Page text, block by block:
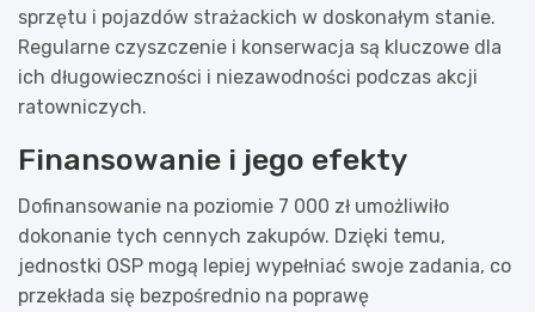
sprzętu i pojazdów strażackich w doskonałym stanie.
Regularne czyszczenie i konserwacja są kluczowe dla
ich długowieczności i niezawodności podczas akcji
ratowniczych.
Finansowanie i jego efekty
Dofinansowanie na poziomie 7 000 zł umożliwiło
dokonanie tych cennych zakupów. Dzięki temu,
jednostki OSP mogą lepiej wypełniać swoje zadania, co
przekłada się bezpośrednio na poprawę